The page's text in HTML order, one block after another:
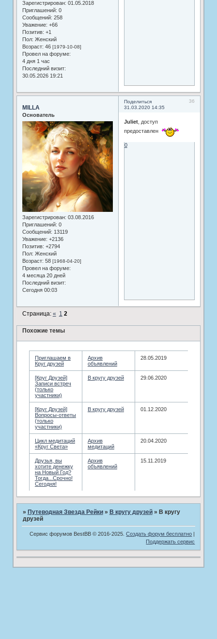
Зарегистрирован: 01.05.2018
Приглашений: 0
Сообщений: 258
Уважение: +66
Позитив: +1
Пол: Женский
Возраст: 46 [1979-10-08]
Провел на форуме:
4 дня 1 час
Последний визит:
30.05.2026 19:21
Поделиться
36
31.03.2020 14:35
MILLA
Основатель
Зарегистрирован: 03.08.2016
Приглашений: 0
Сообщений: 13119
Уважение: +2136
Позитив: +2794
Пол: Женский
Возраст: 58 [1968-04-20]
Провел на форуме:
4 месяца 20 дней
Последний визит:
Сегодня 00:03
Juliet, доступ
предоставлен
0
Страница: « 1 2
Похожие темы
Приглашаем в
Круг друзей
Архив
объявлений
28.05.2019
[Круг Друзей]
Записи встреч
(только
участники)
В кругу друзей 29.06.2020
[Круг Друзей]
Вопросы-ответы
(только
участники)
В кругу друзей 01.12.2020
Цикл медитаций
«Круг Света»
­Архив
медитаций
20.04.2020
Друзья, вы
хотите денежку
на Новый Год?
Тогда...Срочно!
Сегодня!
Архив
объявлений
15.11.2019
» Путеводная Звезда Рейки » В кругу друзей » В кругу
друзей
Сервис форумов BestBB © 2016-2025.Создать форум бесплатно
Поддержать сервис